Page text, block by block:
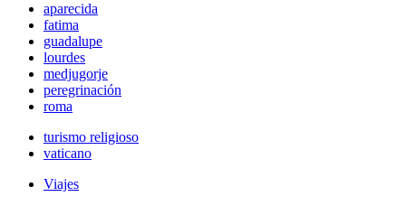
aparecida
fatima
guadalupe
lourdes
medjugorje
peregrinación
roma
turismo religioso
vaticano
Viajes